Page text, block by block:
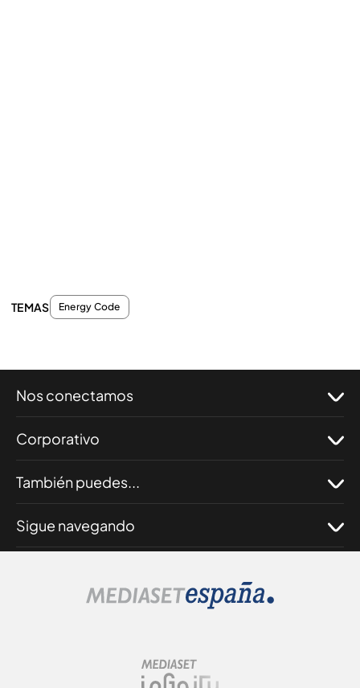
TEMAS Energy Code
Nos conectamos
Corporativo
También puedes...
Sigue navegando